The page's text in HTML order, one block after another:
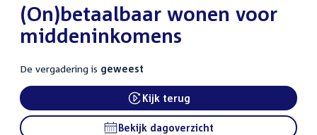
:(On)betaalbaar wonen voor
middeninkomens
De vergadering is geweest
External link:
Kijk terug
Bekijk dagoverzicht